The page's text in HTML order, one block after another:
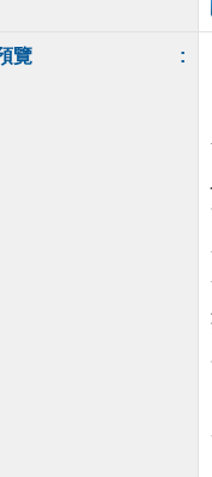
覽 :